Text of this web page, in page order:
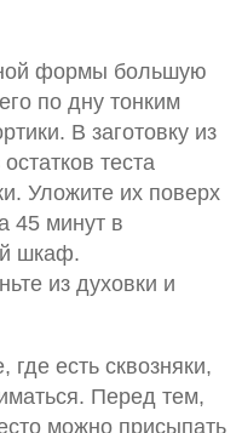
формы большую
по дну тонким
В заготовку из
теста
Уложите их поверх
45 минут в
шкаф.
из духовки и
где есть сквозняки,
Перед тем,
можно присыпать